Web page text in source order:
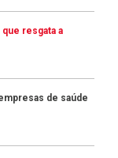
resgata a
de saúde